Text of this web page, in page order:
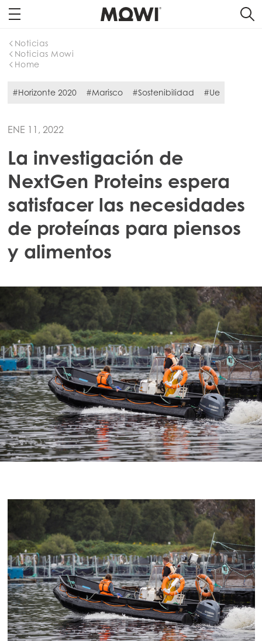
Home
Noticias Mowi
Noticias
#Horizonte 2020 #Marisco #Sostenibilidad #Ue
ENE 11, 2022
La investigación de
NextGen Proteins espera
satisfacer las necesidades
de proteínas para piensos
y alimentos